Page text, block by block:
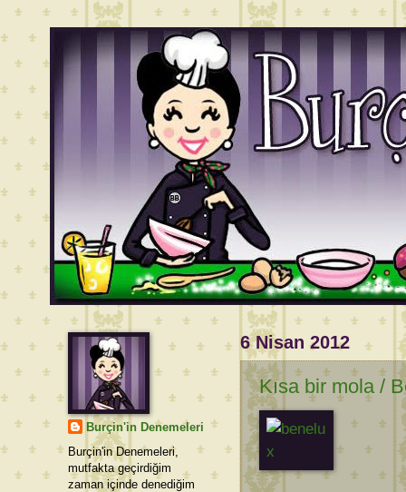
6 Nisan 2012
Kısa bir mola /
Burçin'in Denemeleri
Burçin'in Denemeleri,
mutfakta geçirdiğim
zaman içinde denediğim